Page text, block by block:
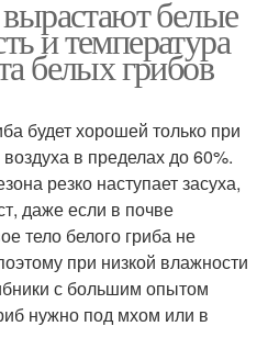
белые
и температура
белых грибов
будет хорошей только при
в пределах до 60%.
резко наступает засуха,
даже если в почве
тело белого гриба не
при низкой влажности
с большим опытом
нужно под мхом или в